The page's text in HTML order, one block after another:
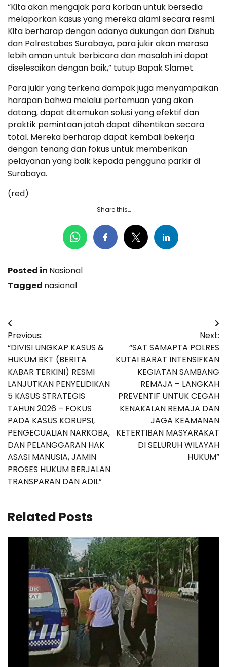
“Kita akan mengajak para korban untuk bersedia
melaporkan kasus yang mereka alami secara resmi.
Kita berharap dengan adanya dukungan dari Dishub
dan Polrestabes Surabaya, para jukir akan merasa
lebih aman untuk berbicara dan masalah ini dapat
diselesaikan dengan baik,” tutup Bapak Slamet.
Para jukir yang terkena dampak juga menyampaikan
harapan bahwa melalui pertemuan yang akan
datang, dapat ditemukan solusi yang efektif dan
praktik pemintaan jatah dapat dihentikan secara
total. Mereka berharap dapat kembali bekerja
dengan tenang dan fokus untuk memberikan
pelayanan yang baik kepada pengguna parkir di
Surabaya.
(red)
Share this…
Posted in Nasional
Tagged nasional
Navigasi
pos
Previous:
“DIVISI UNGKAP KASUS &
HUKUM BKT (BERITA
KABAR TERKINI) RESMI
LANJUTKAN PENYELIDIKAN
5 KASUS STRATEGIS
TAHUN 2026 – FOKUS
PADA KASUS KORUPSI,
PENGECUALIAN NARKOBA,
DAN PELANGGARAN HAK
ASASI MANUSIA, JAMIN
PROSES HUKUM BERJALAN
TRANSPARAN DAN ADIL”
Next:
“SAT SAMAPTA POLRES
KUTAI BARAT INTENSIFKAN
KEGIATAN SAMBANG
REMAJA – LANGKAH
PREVENTIF UNTUK CEGAH
KENAKALAN REMAJA DAN
JAGA KEAMANAN
KETERTIBAN MASYARAKAT
DI SELURUH WILAYAH
HUKUM”
Related Posts